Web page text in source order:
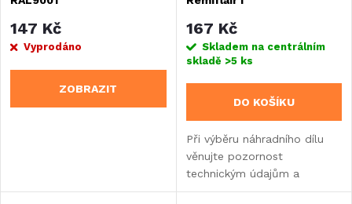
147 Kč
Vyprodáno
ZOBRAZIT
167 Kč
Skladem na centrálním
skladě >5 ks
DO KOŠÍKU
Při výběru náhradního dílu
věnujte pozornost
technickým údajům a
informacím o výrobku.